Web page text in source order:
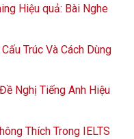
Hiệu quả: Bài Nghe
Trúc Và Cách Dùng
Nghị Tiếng Anh Hiệu
Thích Trong IELTS